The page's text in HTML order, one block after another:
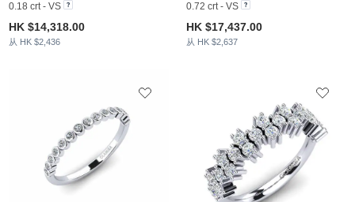
0.18 crt - VS
HK $14,318.00
从 HK $2,436
0.72 crt - VS
HK $17,437.00
从 HK $2,637